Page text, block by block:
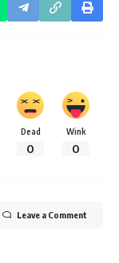
Dead
0
Wink
0
Leave a Comment